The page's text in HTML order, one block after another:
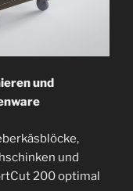
und
und
200 optimal